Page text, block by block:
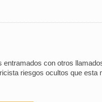
entramados con otros
riesgos ocultos que esta